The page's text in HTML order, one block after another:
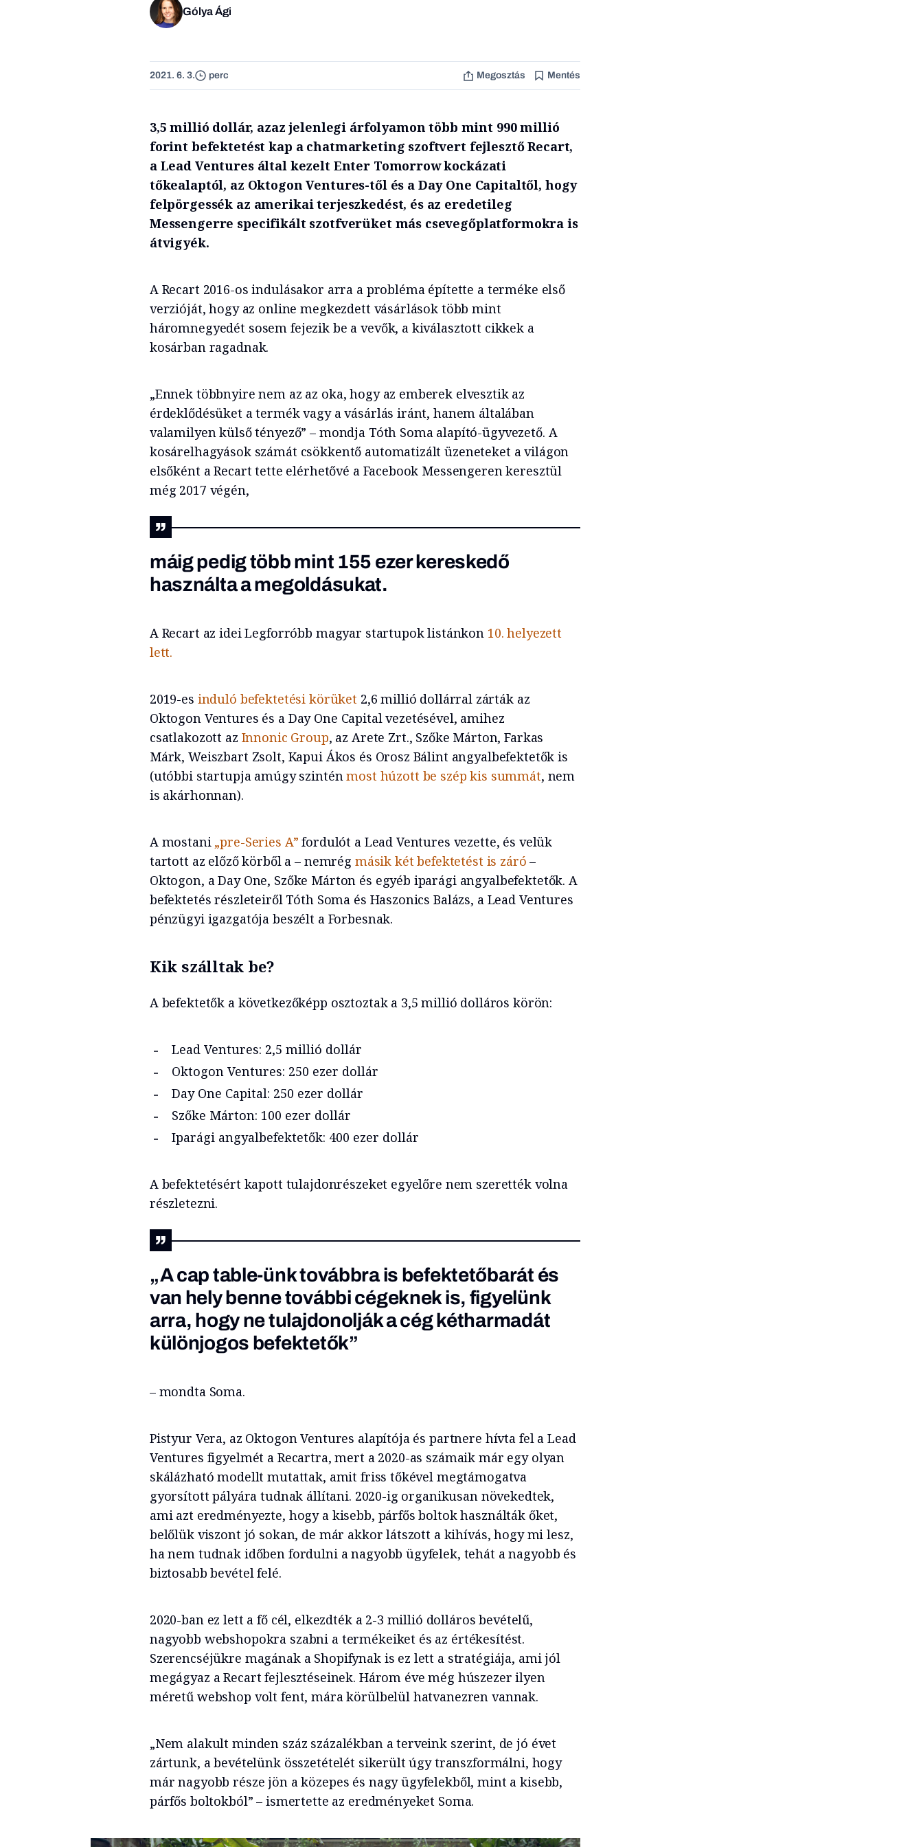
Gólya Ági
2021. 6. 3. perc Megosztás Mentés
3,5 millió dollár, azaz jelenlegi árfolyamon több mint 990 millió
forint befektetést kap a chatmarketing szoftvert fejlesztő Recart,
a Lead Ventures által kezelt Enter Tomorrow kockázati
tőkealaptól, az Oktogon Ventures-től és a Day One Capitaltől, hogy
felpörgessék az amerikai terjeszkedést, és az eredetileg
Messengerre specifikált szotfverüket más csevegőplatformokra is
átvigyék.
A Recart 2016-os indulásakor arra a probléma építette a terméke első
verzióját, hogy az online megkezdett vásárlások több mint
háromnegyedét sosem fejezik be a vevők, a kiválasztott cikkek a
kosárban ragadnak.
„Ennek többnyire nem az az oka, hogy az emberek elvesztik az
érdeklődésüket a termék vagy a vásárlás iránt, hanem általában
valamilyen külső tényező” – mondja Tóth Soma alapító-ügyvezető. A
kosárelhagyások számát csökkentő automatizált üzeneteket a világon
elsőként a Recart tette elérhetővé a Facebook Messengeren keresztül
még 2017 végén,
máig pedig több mint 155 ezer kereskedő
használta a megoldásukat.
A Recart az idei Legforróbb magyar startupok listánkon 10. helyezett
lett.
2019-es induló befektetési körüket 2,6 millió dollárral zárták az
Oktogon Ventures és a Day One Capital vezetésével, amihez
csatlakozott az Innonic Group, az Arete Zrt., Szőke Márton, Farkas
Márk, Weiszbart Zsolt, Kapui Ákos és Orosz Bálint angyalbefektetők is
(utóbbi startupja amúgy szinténmost húzott be szép kis summát, nem
is akárhonnan).
A mostani „pre-Series A” fordulót a Lead Ventures vezette, és velük
tartott az előző körből a – nemrég másik két befektetést is záró –
Oktogon, a Day One, Szőke Márton és egyéb iparági angyalbefektetők. A
befektetés részleteiről Tóth Soma és Haszonics Balázs, a Lead Ventures
pénzügyi igazgatója beszélt a Forbesnak.
Kik szálltak be?
A befektetők a következőképp osztoztak a 3,5 millió dolláros körön:
Lead Ventures: 2,5 millió dollár
Oktogon Ventures: 250 ezer dollár
Day One Capital: 250 ezer dollár
Szőke Márton: 100 ezer dollár
Iparági angyalbefektetők: 400 ezer dollár
A befektetésért kapott tulajdonrészeket egyelőre nem szerették volna
részletezni.
„Acap table-ünk továbbra is befektetőbarát és
van hely benne további cégeknek is, figyelünk
arra, hogy ne tulajdonolják a cég kétharmadát
különjogos befektetők”
– mondta Soma.
Pistyur Vera, az Oktogon Ventures alapítója és partnere hívta fel a Lead
Ventures figyelmét a Recartra, mert a 2020-as számaik már egy olyan
skálázható modellt mutattak, amit friss tőkével megtámogatva
gyorsított pályára tudnak állítani. 2020-ig organikusan növekedtek,
ami azt eredményezte, hogy a kisebb, párfős boltok használták őket,
belőlük viszont jó sokan, de már akkor látszott a kihívás, hogy mi lesz,
ha nem tudnak időben fordulni a nagyobb ügyfelek, tehát a nagyobb és
biztosabb bevétel felé.
2020-ban ez lett a fő cél, elkezdték a 2-3 millió dolláros bevételű,
nagyobb webshopokra szabni a termékeiket és az értékesítést.
Szerencséjükre magának a Shopifynak is ez lett a stratégiája, ami jól
megágyaz a Recart fejlesztéseinek. Három éve még húszezer ilyen
méretű webshop volt fent, mára körülbelül hatvanezren vannak.
„Nem alakult minden száz százalékban a terveink szerint, de jó évet
zártunk, a bevételünk összetételét sikerült úgy transzformálni, hogy
már nagyobb része jön a közepes és nagy ügyfelekből, mint a kisebb,
párfős boltokból” – ismertette az eredményeket Soma.